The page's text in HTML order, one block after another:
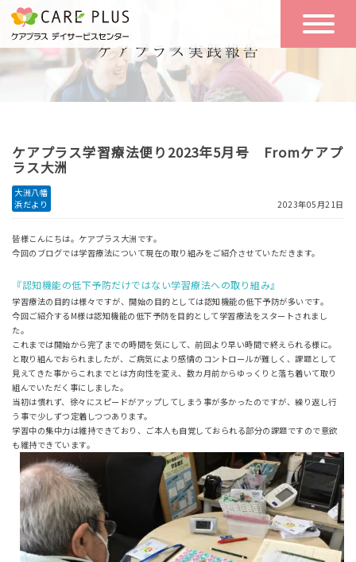
こんな方に
おすすめ
一日の流れ
一日体験
空き状況
体験希望
ケアプラス学習療法便り2023年5月号 Fromケアプ
ラス大洲
大洲八幡
浜だより
2023年05月21日
皆様こんにちは。ケアプラス大洲です。
今回のブログでは学習療法について現在の取り組みをご紹介させていただきます。
『認知機能の低下予防だけではない学習療法への取り組み』
学習療法の目的は様々ですが、開始の目的としては認知機能の低下予防が多いです。
今回ご紹介するM様は認知機能の低下予防を目的として学習療法をスタートされまし
た。
これまでは開始から完了までの時間を気にして、前回より早い時間で終えられる様に。
と取り組んでおられましたが、ご病気により感情のコントロールが難しく、課題として
見えてきた事からこれまでとは方向性を変え、数カ月前からゆっくりと落ち着いて取り
組んでいただく事にしました。
当初は慣れず、徐々にスピードがアップしてしまう事が多かったのですが、繰り返し行
う事で少しずつ定着しつつあります。
学習中の集中力は維持できており、ご本人も自覚しておられる部分の課題ですので意欲
も維持できています。